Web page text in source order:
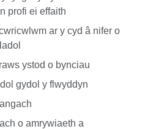
profi ei effaith
ar y cyd â nifer o
ystod o bynciau
gydol y flwyddyn
o amrywiaeth a